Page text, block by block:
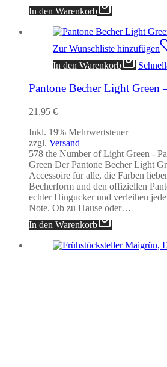
In den Warenkorb
Zur Wunschliste hinzufügen
In den Warenkorb
Pantone Becher Light Green
21,95 €
Inkl. 19% Mehrwertsteuer
zzgl. Versand
578 the Number of Light Green -
Green Der Pantone Becher Light
Accessoire für alle, die Farben
Becherform und den offiziellen
echter Hingucker und verleihen
Note. Ob zu Hause oder…
In den Warenkorb